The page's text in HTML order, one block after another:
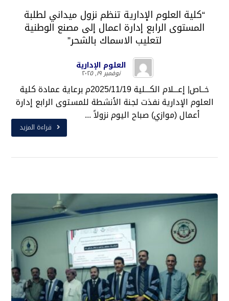
“كلية العلوم الإدارية تنظم نزول ميداني لطلبة
المستوى الرابع إدارة اعمال إلى مصنع الوطنية
لتعليب الاسماك بالشحر”
العلوم الإدارية
نوفمبر ١٩, ٢٠٢٥
خــاص| إعـــلام الكـــلية 2025/11/19م برعاية عمادة كلية
العلوم الإدارية نفذت لجنة الأنشطة للمستوى الرابع إدارة
أعمال (موازي) صباح اليوم نزولاً ...
قراءة المزيد